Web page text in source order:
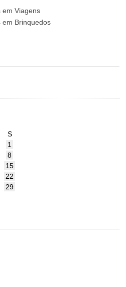
em Viagens
em Brinquedos
S
1
8
15
22
29